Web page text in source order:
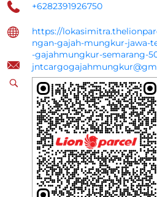
+6282391926750
https://
ngan-gajah-mungkur-jawa-
-gajahmungkur-semarang-